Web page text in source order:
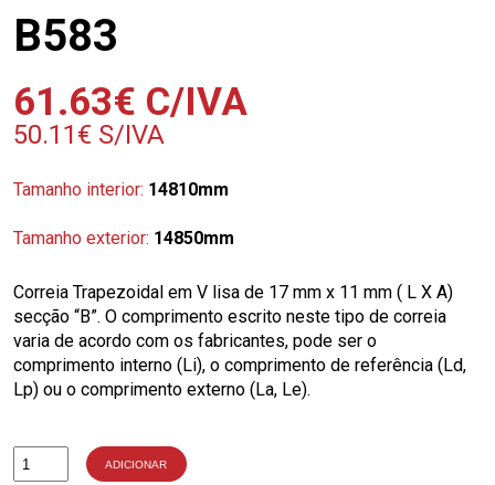
B583
61.63€ C/IVA
50.11€ S/IVA
Tamanho interior: 14810mm
Tamanho exterior: 14850mm
Correia Trapezoidal em V lisa de 17 mm x 11 mm ( L X A)
secção “B”. O comprimento escrito neste tipo de correia
varia de acordo com os fabricantes, pode ser o
comprimento interno (Li), o comprimento de referência (Ld,
Lp) ou o comprimento externo (La, Le).
Quantidade
ADICIONAR